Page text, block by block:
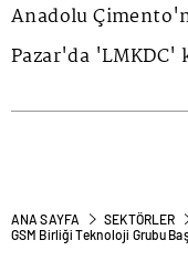
Anadolu
Pazar'da 'LMKDC'
ANA SAYFA SEKTÖRLER
GSM Birliği Teknoloji Grubu